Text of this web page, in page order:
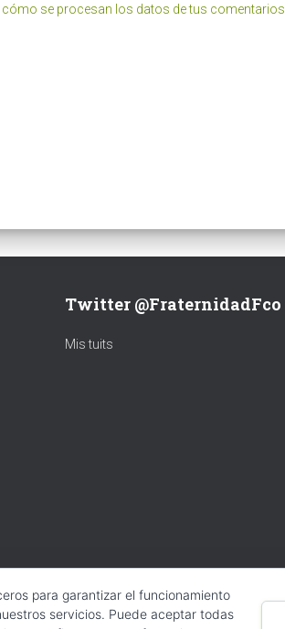
cómo se procesan los datos de tus comentarios.
Twitter @FraternidadFco
Mis tuits
para garantizar el funcionamiento
servicios. Puede aceptar todas